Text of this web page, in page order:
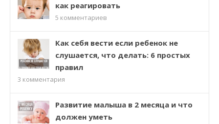
как реагировать
5 комментариев
Как себя вести если ребенок не
слушается, что делать: 6 простых
правил
3 комментария
Развитие малыша в 2 месяца и что
должен уметь